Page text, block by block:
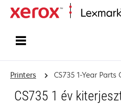
Printers CS735 1-Year Parts
CS735 1 év